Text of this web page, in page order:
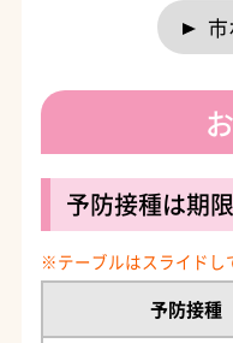
予防接種は期
予防接種